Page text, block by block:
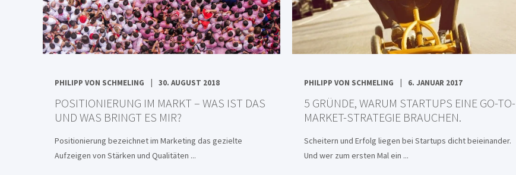
PHILIPP VON SCHMELING 30. AUGUST 2018
POSITIONIERUNG IM MARKT – WAS IST DAS
UND WAS BRINGT ES MIR?
Positionierung bezeichnet im Marketing das gezielte
Aufzeigen von Stärken und Qualitäten ...
PHILIPP VON SCHMELING 6. JANUAR 2017
5 GRÜNDE, WARUM STARTUPS EINE GO-TO-
MARKET-STRATEGIE BRAUCHEN.
Scheitern und Erfolg liegen bei Startups dicht beieinander.
Und wer zum ersten Mal ein ...